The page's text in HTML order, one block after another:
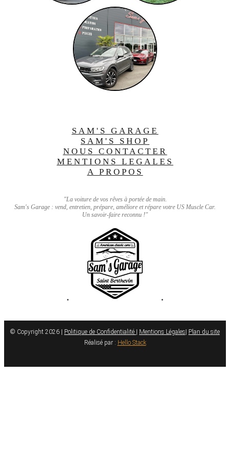
SAM'S GARAGE
SAM'S SHOP
NOUS CONTACTER
MENTIONS LEGALES
A PROPOS
"La voiture de vos rêves à portée de main.
Sam's Garage : vend, entretien, prépare, améliore et répare votre US Muscle Car.
Un savoir-faire reconnu !"
• •
© Copyright 2026 | Politique de Confidentialité Mentions Légales
Plan du site
Réalisé par : Hello Stack